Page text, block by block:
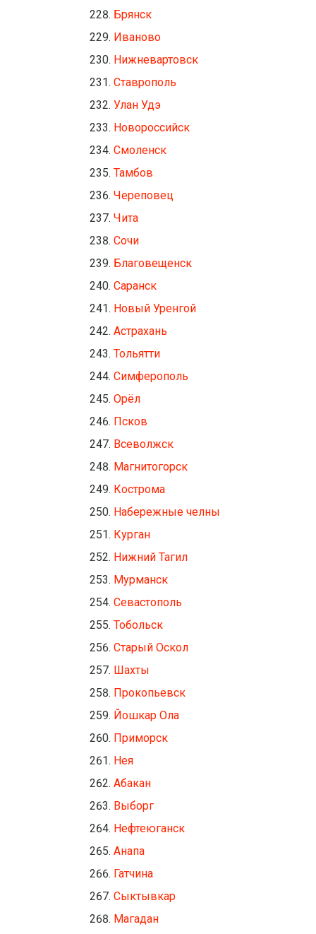
Брянск
Иваново
Нижневартовск
Ставрополь
Улан Удэ
Новороссийск
Смоленск
Тамбов
Череповец
Чита
Сочи
Благовещенск
Саранск
Новый Уренгой
Астрахань
Тольятти
Симферополь
Орёл
Псков
Всеволжск
Магнитогорск
Кострома
Набережные челны
Курган
Нижний Тагил
Мурманск
Севастополь
Тобольск
Старый Оскол
Шахты
Прокопьевск
Йошкар Ола
Приморск
Нея
Абакан
Выборг
Нефтеюганск
Анапа
Гатчина
Сыктывкар
Магадан